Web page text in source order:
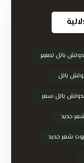
بانل تصنيع
بانل
بانل سعر
حديد
شعر حديد